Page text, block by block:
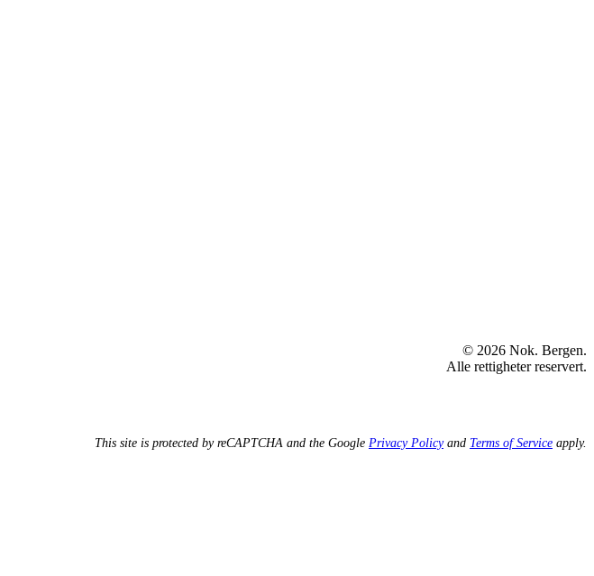
© 2026 Nok. Bergen.
Alle rettigheter reservert.
This site is protected by reCAPTCHA and the Google Privacy Policyand Terms of Service apply.